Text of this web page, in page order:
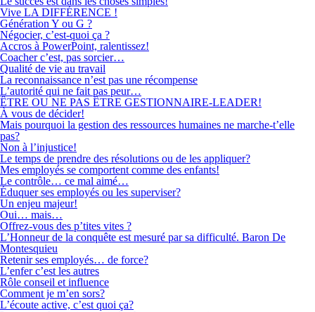
Vive LA DIFFÉRENCE !
Génération Y ou G ?
Négocier, c’est-quoi ça ?
Accros à PowerPoint, ralentissez!
Coacher c’est, pas sorcier…
Qualité de vie au travail
La reconnaissance n’est pas une récompense
L’autorité qui ne fait pas peur…
ÊTRE OU NE PAS ÊTRE GESTIONNAIRE-LEADER!
À vous de décider!
Mais pourquoi la gestion des ressources humaines ne marche-t’elle
pas?
Non à l’injustice!
Le temps de prendre des résolutions ou de les appliquer?
Mes employés se comportent comme des enfants!
Le contrôle… ce mal aimé…
Éduquer ses employés ou les superviser?
Un enjeu majeur!
Oui… mais…
Offrez-vous des p’tites vites ?
L’Honneur de la conquête est mesuré par sa difficulté. Baron De
Montesquieu
Retenir ses employés… de force?
L’enfer c’est les autres
Rôle conseil et influence
Comment je m’en sors?
L’écoute active, c’est quoi ça?